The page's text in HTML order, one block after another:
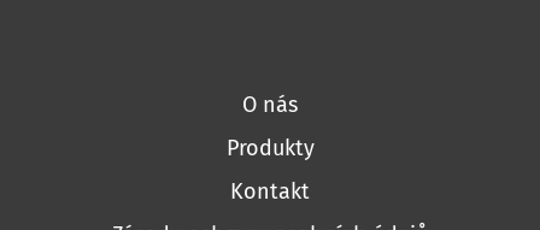
O nás
Produkty
Kontakt